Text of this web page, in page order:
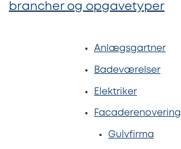
brancher og opgavetyper
Anlægsgartner
Badeværelser
Elektriker
Facaderenovering
Gulvfirma